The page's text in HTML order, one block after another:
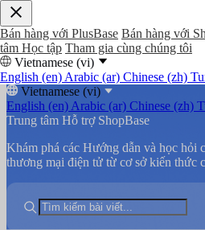
Bán hàng với PlusBase Bán hàng với
tâm Học tập Tham gia cùng chúng tôi
Vietnamese (vi)
English (en) Arabic (ar) Chinese (zh)
Vietnamese (vi)
English (en) Arabic (ar) Chinese (zh)
Trung tâm Hỗ trợ ShopBase
Khám phá các Hướng dẫn và học hỏi
thương mại điện tử từ cơ sở kiến thức